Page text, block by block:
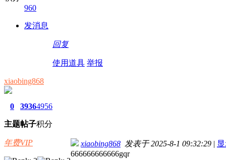
960
发消息
回复
使用道具 举报
xiaobing868
0
主题
3936
帖子
4956
积分
年费VIP xiaobing868 发表于 2025-8-1 09:32:29 |
666666666666gqr